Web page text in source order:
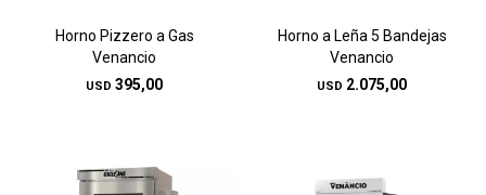
Horno Pizzero a Gas
Venancio
USD 395,00
Horno a Leña 5 Bandejas
Venancio
USD 2.075,00